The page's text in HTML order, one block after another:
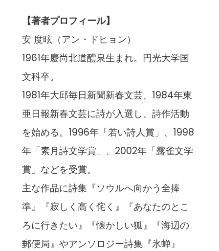
【著者プロフィール】
安 度昡（アン・ドヒョン）
1961年慶尚北道醴泉生まれ。円光大学国
文科卒。
1981年大邱毎日新聞新春文芸、1984年東
亜日報新春文芸に詩が入選し、詩作活動
を始める。1996年「若い詩人賞」、1998
年「素月詩文学賞」、2002年「露雀文学
賞」などを受賞。
主な作品に詩集『ソウルへ向かう全捧
準』『寂しく高く侘く』『あなたのとこ
ろに行きたい』『懐かしい狐』『海辺の
郵便局』やアンソロジー詩集『氷蝉』